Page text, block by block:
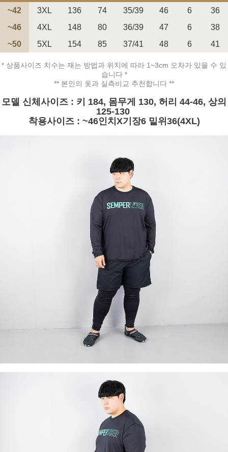
PAYCO 바로구매
~42 3XL 136 74 35/39 46 6
36
~46
4XL 148 80 36/39 47 6
38
~50
5XL 154 85 37/41 48 6 41
* 상품사이즈 치수는 재는 방법과 위치에 따라 1~3cm 오차가 있을 수 있
습니다 *
** 본인의 옷과 실측비교 추천합니다 **
모델 신체사이즈 : 키 184, 몸무게 130, 허리 44-46, 상의
125-130
착용사이즈 : ~46인치X기장6 밑위36(4XL)